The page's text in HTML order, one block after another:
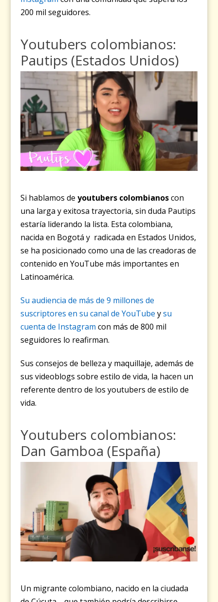
200 mil seguidores.
Youtubers colombianos:
Pautips (Estados Unidos)
Si hablamos deyoutubers colombianoscon
una larga y exitosa trayectoria, sin duda Pautips
estaría liderando la lista. Esta colombiana,
nacida en Bogotá y radicada en Estados Unidos,
se ha posicionado como una de las creadoras de
contenido en YouTube más importantes en
Latinoamérica.
Su audiencia de más de 9 millones de
suscriptores en su canal de YouTube ysu
cuenta de Instagram con más de 800 mil
seguidores lo reafirman.
Sus consejos de belleza y maquillaje, además de
sus videoblogs sobre estilo de vida, la hacen un
referente dentro de los youtubers de estilo de
vida.
Youtubers colombianos:
Dan Gamboa (España)
Un migrante colombiano, nacido en la ciudada